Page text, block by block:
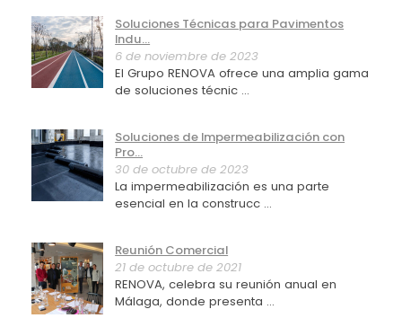
Soluciones Técnicas para Pavimentos
Indu...
6 de noviembre de 2023
El Grupo RENOVA ofrece una amplia gama
de soluciones técnic ...
Soluciones de Impermeabilización con
Pro...
30 de octubre de 2023
La impermeabilización es una parte
esencial en la construcc ...
Reunión Comercial
21 de octubre de 2021
RENOVA, celebra su reunión anual en
Málaga, donde presenta ...